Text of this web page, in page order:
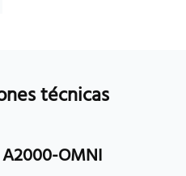
técnicas
A2000-OMNI